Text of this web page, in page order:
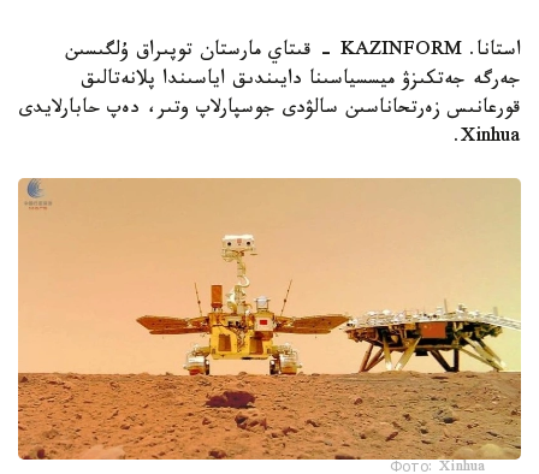
استانا. KAZINFORM - قىتاي مارستان توپىراق ۇلگىسىن
جەرگە جەتكىزۋ ميسسياسىنا دايىندىق اياسىندا پلانەتالىق
قورعانىس زەرتحاناسىن سالۋدى جوسپارلاپ وتىر، دەپ حابارلايدى
Xinhua.